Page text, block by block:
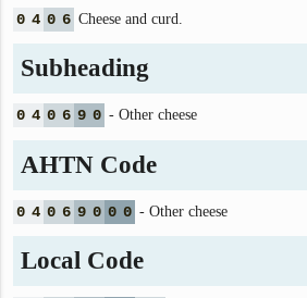
0 4 0 6 Cheese and curd.
Subheading
0 4 0 6 9 0 - Other cheese
AHTN Code
0 4 0 6 9 0 0 0 - Other cheese
Local Code